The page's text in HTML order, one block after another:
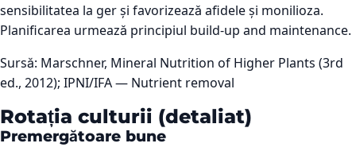
sensibilitatea la ger și favorizează afidele și monilioza.
Planificarea urmează principiul build-up and maintenance.
Sursă: Marschner, Mineral Nutrition of Higher Plants (3rd
ed., 2012); IPNI/IFA — Nutrient removal
Rotația culturii (detaliat)
Premergătoare bune